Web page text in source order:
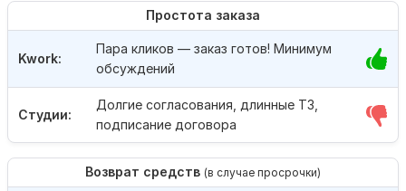
Простота заказа
Студии:
Долгие согласования, длинные ТЗ,
подписание договора
Kwork:
Пара кликов — заказ готов! Минимум
обсуждений
Возврат средств (в случае просрочки)